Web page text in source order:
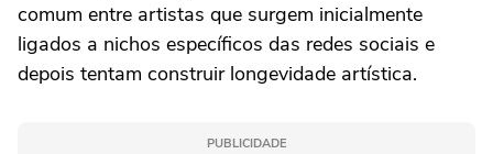
comum entre artistas que surgem inicialmente
ligados a nichos específicos das redes sociais e
depois tentam construir longevidade artística.
PUBLICIDADE